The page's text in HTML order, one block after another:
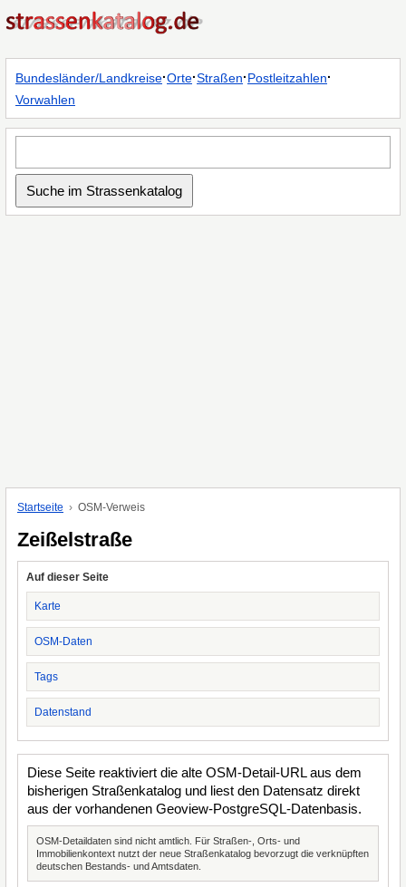
Bundesländer/Landkreise·Orte·Straßen·Postleitzahlen·
Vorwahlen
Startseite OSM-Verweis
Zeißelstraße
Auf dieser Seite
Karte
OSM-Daten
Tags
Datenstand
Diese Seite reaktiviert die alte OSM-Detail-URL aus dem
bisherigen Straßenkatalog und liest den Datensatz direkt
aus der vorhandenen Geoview-PostgreSQL-Datenbasis.
OSM-Detaildaten sind nicht amtlich. Für Straßen-, Orts- und
Immobilienkontext nutzt der neue Straßenkatalog bevorzugt die verknüpften
deutschen Bestands- und Amtsdaten.